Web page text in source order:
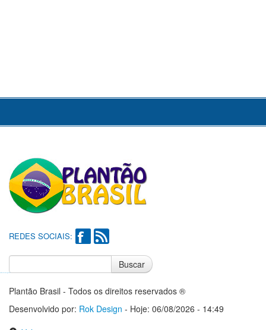
REDES SOCIAIS:
Buscar
Plantão Brasil - Todos os direitos reservados ®
Desenvolvido por: Rok Design - Hoje: 06/08/2026 - 14:49